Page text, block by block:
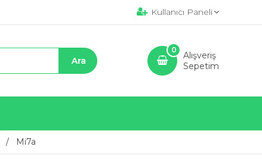
Kullanıcı Paneli
Alışveriş
Sepetim
0
Mi7a